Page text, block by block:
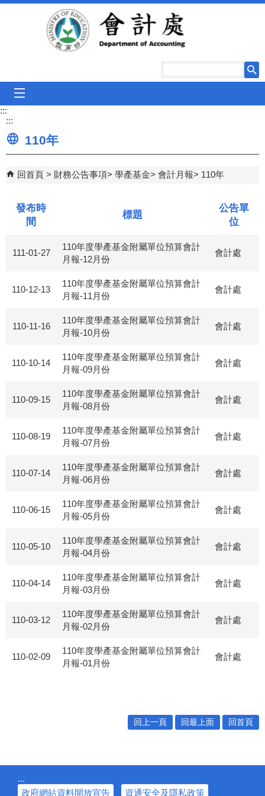
跳到主要內容區塊
:::
:::
110年
回首頁 財務公告事項 學產基金 會計月報 110年
發布時
間
標題
公告單
位
111-01-27
110年度學產基金附屬單位預算會計
月報-12月份
會計處
110-12-13
110年度學產基金附屬單位預算會計
月報-11月份
會計處
110-11-16
110年度學產基金附屬單位預算會計
月報-10月份
會計處
110-10-14
110年度學產基金附屬單位預算會計
月報-09月份
會計處
110-09-15
110年度學產基金附屬單位預算會計
月報-08月份
會計處
110-08-19
110年度學產基金附屬單位預算會計
月報-07月份
會計處
110-07-14
110年度學產基金附屬單位預算會計
月報-06月份
會計處
110-06-15
110年度學產基金附屬單位預算會計
月報-05月份
會計處
110-05-10
110年度學產基金附屬單位預算會計
月報-04月份
會計處
110-04-14
110年度學產基金附屬單位預算會計
月報-03月份
會計處
110-03-12
110年度學產基金附屬單位預算會計
月報-02月份
會計處
110-02-09
110年度學產基金附屬單位預算會計
月報-01月份
會計處
回上一頁 回最上面 回首頁
:::
政府網站資料開放宣告
資通安全及隱私政策